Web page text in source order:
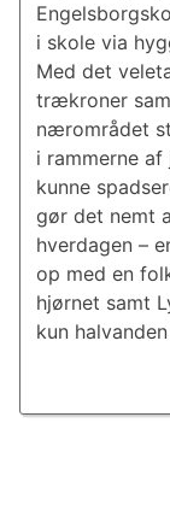
i skole via
Med det
trækroner
nærområdet
i rammerne
kunne
gør det nemt
hverdagen –
op med en
hjørnet samt
kun